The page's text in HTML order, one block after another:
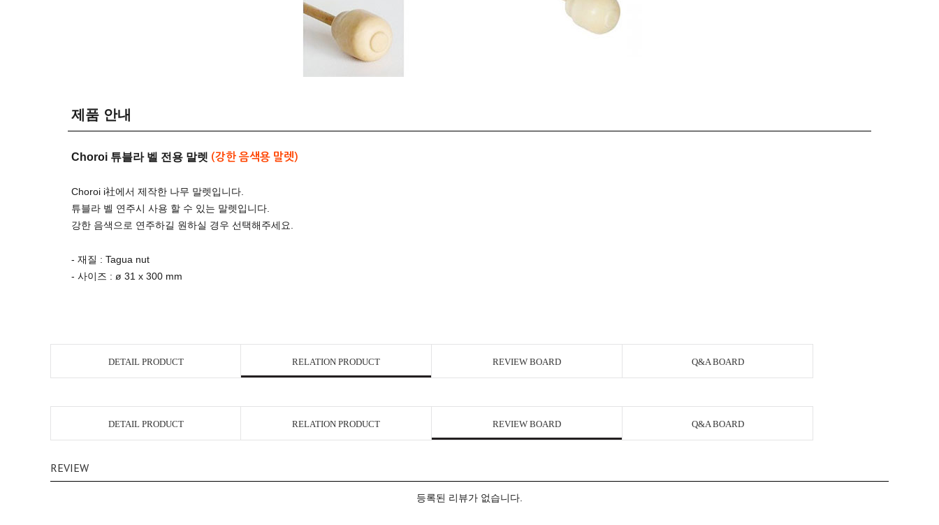
제품 안내
Choroi 튜블라 벨 전용 말렛 (강한 음색용 말렛)
Choroi i社에서 제작한 나무 말렛입니다.
튜블라 벨 연주시 사용 할 수 있는 말렛입니다.
강한 음색으로 연주하길 원하실 경우 선택해주세요.
- 재질 : Tagua nut
- 사이즈 : ø 31 x 300 mm
DETAIL PRODUCT RELATION PRODUCT REVIEW BOARD Q&A BOARD
DETAIL PRODUCT RELATION PRODUCT REVIEW BOARD Q&A BOARD
REVIEW
등록된 리뷰가 없습니다.